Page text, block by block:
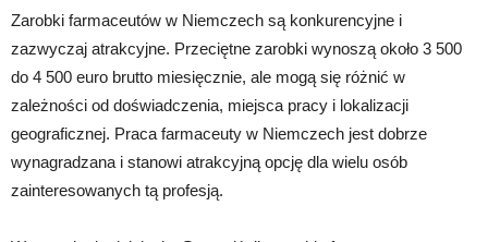
Zarobki farmaceutów w Niemczech są konkurencyjne i
zazwyczaj atrakcyjne. Przeciętne zarobki wynoszą około 3 500
do 4 500 euro brutto miesięcznie, ale mogą się różnić w
zależności od doświadczenia, miejsca pracy i lokalizacji
geograficznej. Praca farmaceuty w Niemczech jest dobrze
wynagradzana i stanowi atrakcyjną opcję dla wielu osób
zainteresowanych tą profesją.